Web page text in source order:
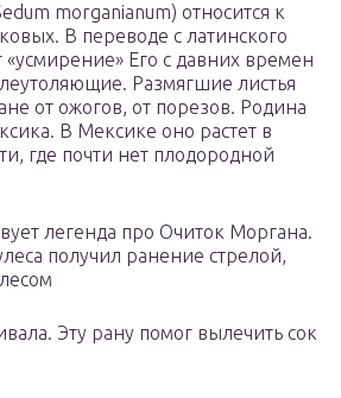
morganianum) относится к
В переводе с латинского
«усмирение» Его с давних времен
Размягшие листья
от ожогов, от порезов. Родина
В Мексике оно растет в
где почти нет плодородной
легенда про Очиток Моргана.
получил ранение стрелой,
Эту рану помог вылечить сок